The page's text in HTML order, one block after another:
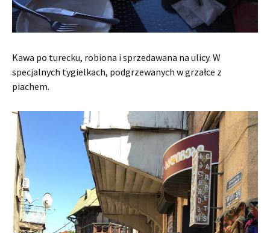
Kawa po turecku, robiona i sprzedawana na ulicy. W
specjalnych tygielkach, podgrzewanych w grzałce z
piachem.